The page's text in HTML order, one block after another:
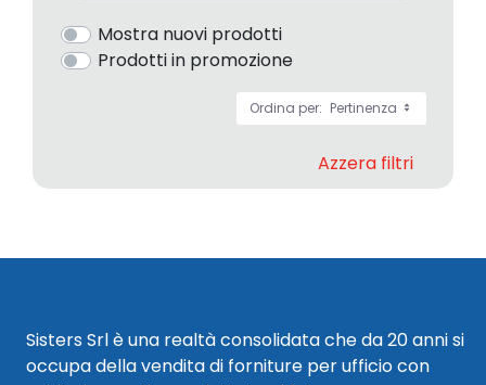
Mostra nuovi prodotti
Prodotti in promozione
Ordina per: Pertinenza
Azzera filtri
Sisters Srl è una realtà consolidata che da 20 anni si
occupa della vendita di forniture per ufficio con